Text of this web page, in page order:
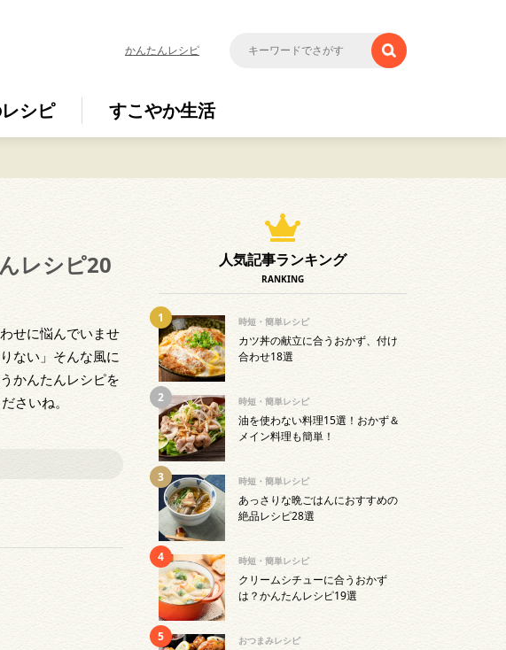
かんたんレシピ
シピ すこやか生活
レシピ20
せに悩んでいませ
ない」そんな風に
かんたんレシピを
さいね。
人気記事ランキング
RANKING
時短・簡単レシピ
カツ丼の献立に合うおかず、付け
合わせ18選
時短・簡単レシピ
油を使わない料理15選！おかず＆
メイン料理も簡単！
時短・簡単レシピ
あっさりな晩ごはんにおすすめの
絶品レシピ28選
時短・簡単レシピ
クリームシチューに合うおかず
は？かんたんレシピ19選
おつまみレシピ